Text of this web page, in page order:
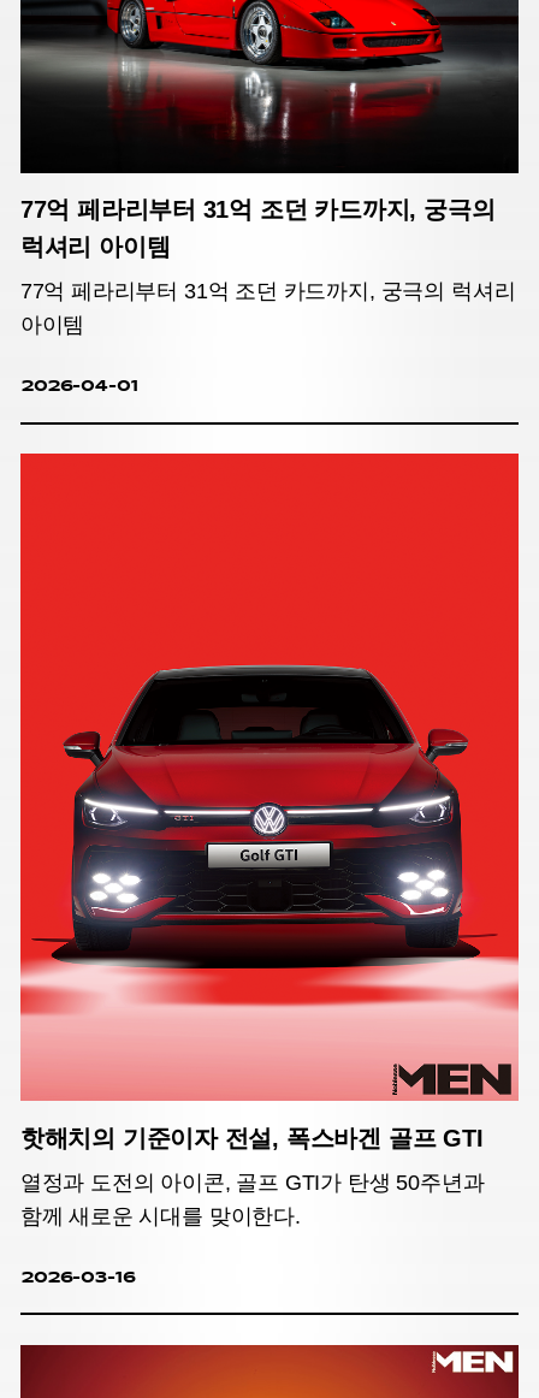
77억 페라리부터 31억 조던 카드까지, 궁극의
럭셔리 아이템
77억 페라리부터 31억 조던 카드까지, 궁극의 럭셔리
아이템
2026-04-01
핫해치의 기준이자 전설, 폭스바겐 골프 GTI
열정과 도전의 아이콘, 골프 GTI가 탄생 50주년과
함께 새로운 시대를 맞이한다.
2026-03-16